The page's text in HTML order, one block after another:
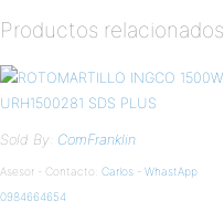
Productos relacionados
Sold By: ComFranklin
Asesor - Contacto: Carlos - WhastApp
0984664654